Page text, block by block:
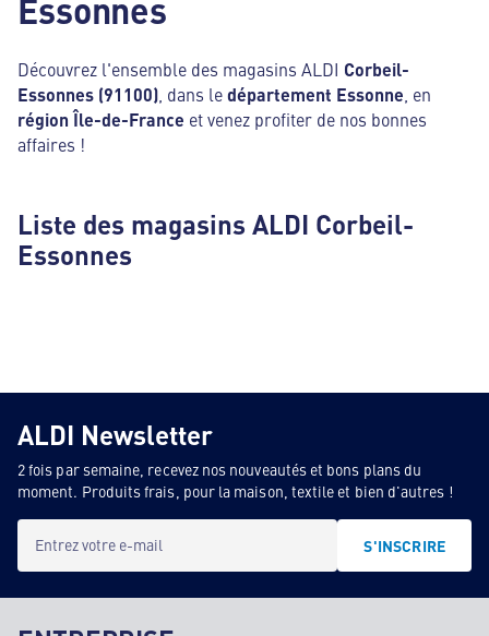
Découvrez l'ensemble des magasins ALDI Corbeil-
Essonnes (91100) , dans ledépartement Essonne , en
région Île-de-France et venez profiter de nos bonnes
affaires !
Liste des magasins ALDI Corbeil-
Essonnes
ALDI Newsletter
2 fois par semaine, recevez nos nouveautés et bons plans du
moment. Produits frais, pour la maison, textile et bien d'autres !
Entrez votre e-mail S'INSCRIRE